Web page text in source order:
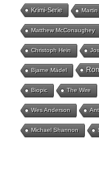
Krimi-Serie
Matthew McConaughey
Christoph Hein
Bjarne Mädel
Biopic The Wire
Wes Anderson
Michael Shannon